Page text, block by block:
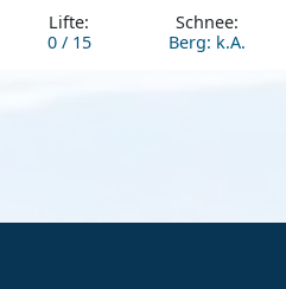
Lifte:
0 / 15
Schnee:
Berg: k.A.